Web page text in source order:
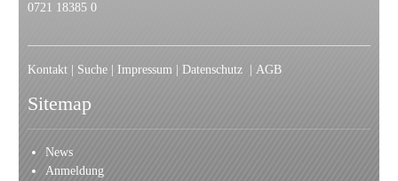
0721 18385 0
Kontakt | Suche | Impressum | Datenschutz | AGB
Sitemap
News
Anmeldung